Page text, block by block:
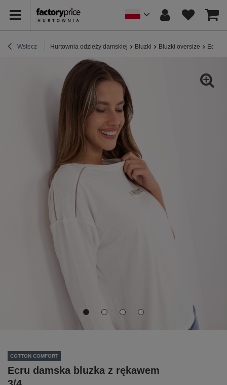
Wstecz Hurtownia odzieży damskiej Bluzki Bluzki oversize Ecru
COTTON COMFORT
Ecru damska bluzka z rękawem